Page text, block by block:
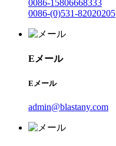
0086-15806668333
0086-(0)531-82020205
Eメール
Eメール
admin@blastany.com